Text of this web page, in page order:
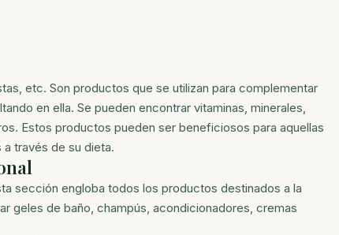
etc. Son productos que se utilizan para complementar
en ella. Se pueden encontrar vitaminas, minerales,
Estos productos pueden ser beneficiosos para aquellas
través de su dieta.
sección engloba todos los productos destinados a la
geles de baño, champús, acondicionadores, cremas